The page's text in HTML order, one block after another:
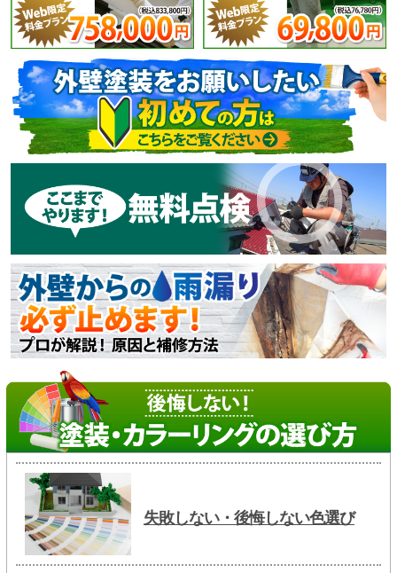
失敗しない・後悔しない色選び